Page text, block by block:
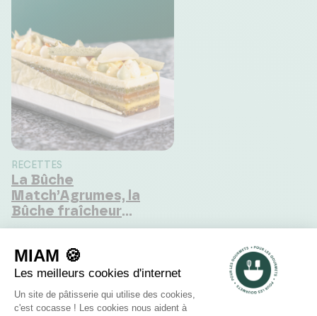
RECETTES
La Bûche
Match’Agrumes, la
Bûche fraîcheur
d’hiver qui fait
saveurs !
Commentaires Clients